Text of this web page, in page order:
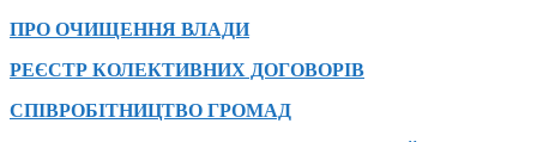
ПРО ОЧИЩЕННЯ ВЛАДИ
РЕЄСТР КОЛЕКТИВНИХ ДОГОВОРІВ
СПІВРОБІТНИЦТВО ГРОМАД